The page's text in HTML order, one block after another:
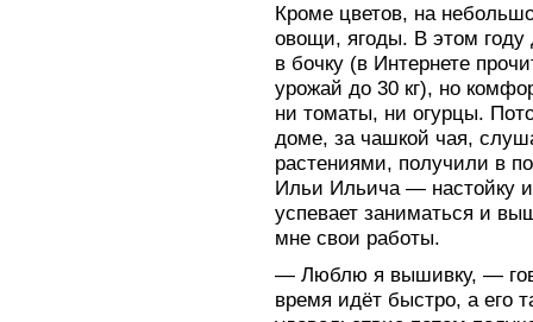
Кроме цветов, на
овощи, ягоды. В этом
в бочку (в Интернете
урожай до 30 кг), но
ни томаты, ни огурцы.
доме, за чашкой чая,
растениями, получили в
Ильи Ильича — настойку
успевает заниматься и
мне свои работы.
— Люблю я вышивку, —
время идёт быстро, а его